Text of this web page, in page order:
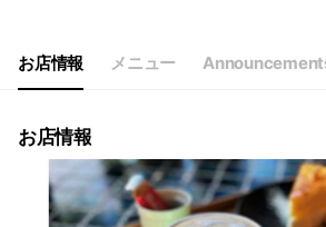
Sat11:00 - 19:00
定休日は毎週火曜日 その他不定休
お店情報 メニュー
お店情報